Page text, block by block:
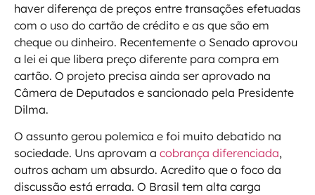
haver diferença de preços entre transações efetuadas
com o uso do cartão de crédito e as que são em
cheque ou dinheiro. Recentemente o Senado aprovou
a lei ei que libera preço diferente para compra em
cartão. O projeto precisa ainda ser aprovado na
Câmera de Deputados e sancionado pela Presidente
Dilma.
O assunto gerou polemica e foi muito debatido na
sociedade. Uns aprovam a cobrança diferenciada,
outros acham um absurdo. Acredito que o foco da
discussão está errada. O Brasil tem alta carga